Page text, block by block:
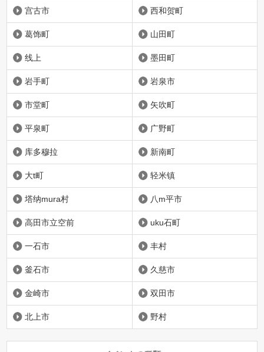
宫古市 西和贺町
葛饰町 山田町
线上 墨田町
岩手町 岩泉市
市堂町 矢吹町
平泉町 广野町
库多穆拉 新南町
大t町 轻米镇
塔纳mura村 八m平市
高田市立空前 uku石町
一石市 丰村
釜石市 久慈市
金崎市 双田市
北上市 野村